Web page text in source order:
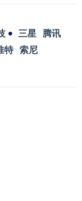
三星 腾讯
特 索尼